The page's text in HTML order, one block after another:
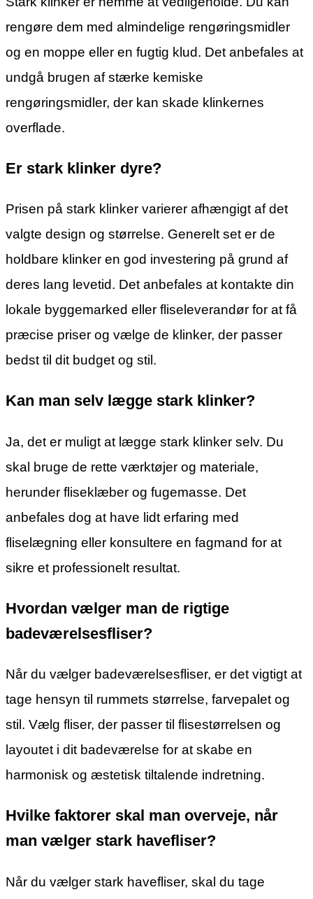
rengøre dem med almindelige rengøringsmidler
og en moppe eller en fugtig klud. Det anbefales at
undgå brugen af stærke kemiske
rengøringsmidler, der kan skade klinkernes
overflade.
Er stark klinker dyre?
Prisen på stark klinker varierer afhængigt af det
valgte design og størrelse. Generelt set er de
holdbare klinker en god investering på grund af
deres lang levetid. Det anbefales at kontakte din
lokale byggemarked eller fliseleverandør for at få
præcise priser og vælge de klinker, der passer
bedst til dit budget og stil.
Kan man selv lægge stark klinker?
Ja, det er muligt at lægge stark klinker selv. Du
skal bruge de rette værktøjer og materiale,
herunder fliseklæber og fugemasse. Det
anbefales dog at have lidt erfaring med
fliselægning eller konsultere en fagmand for at
sikre et professionelt resultat.
Hvordan vælger man de rigtige
badeværelsesfliser?
Når du vælger badeværelsesfliser, er det vigtigt at
tage hensyn til rummets størrelse, farvepalet og
stil. Vælg fliser, der passer til flisestørrelsen og
layoutet i dit badeværelse for at skabe en
harmonisk og æstetisk tiltalende indretning.
Hvilke faktorer skal man overveje, når
man vælger stark havefliser?
Når du vælger stark havefliser, skal du tage